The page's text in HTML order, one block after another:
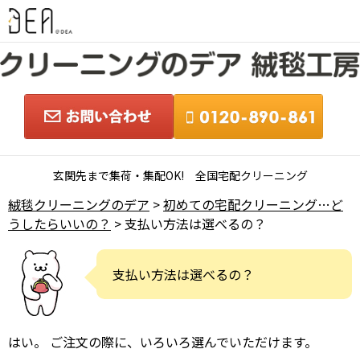
玄関先まで集荷・集配OK! 全国宅配クリーニング
絨毯クリーニングのデア >初めての宅配クリーニング…ど
うしたらいいの？ > 支払い方法は選べるの？
支払い方法は選べるの？
はい。 ご注文の際に、いろいろ選んでいただけます。